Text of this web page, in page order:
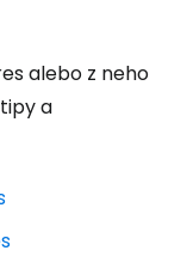
alebo z neho
a